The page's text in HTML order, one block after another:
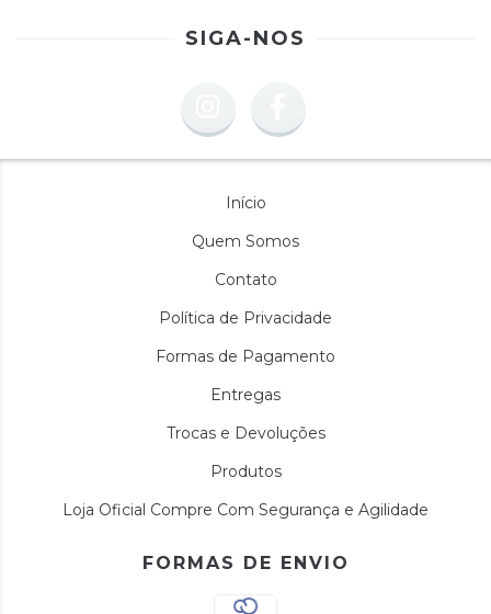
SIGA-NOS
Início
Quem Somos
Contato
Política de Privacidade
Formas de Pagamento
Entregas
Trocas e Devoluções
Produtos
Loja Oficial Compre Com Segurança e Agilidade
FORMAS DE ENVIO